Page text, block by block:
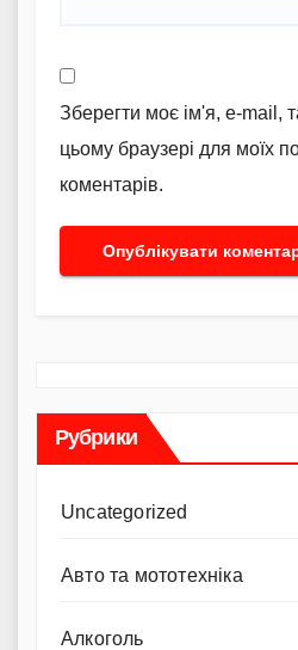
Зберегти моє ім'я, e-mail,
цьому браузері для моїх
коментарів.
Рубрики
Uncategorized
Авто та мототехніка
Алкоголь